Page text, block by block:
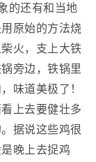
的还有和当地
原始的方法烧
火，支上大铁
旁边，铁锅里
味道美极了！
上去要健壮多
据说这些鸡很
晚上去捉鸡